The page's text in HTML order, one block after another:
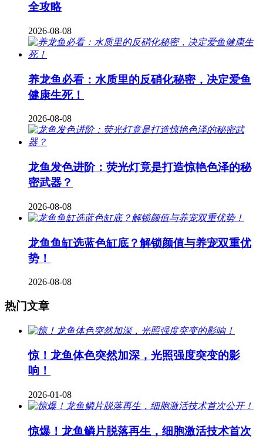
全攻略
2026-08-08
养龙鱼必看：水质里的反硝化秘密，决定爱鱼
健康生死！
2026-08-08
龙鱼发色进阶：荧光灯竟是打造惊艳色泽的秘
密武器？
2026-08-08
龙鱼鱼缸选蓝色缸底？解锁颜值与养宠双重优
势！
2026-08-08
热门文章
惊！龙鱼体色突然加深，光照强度突变的影
响！
2026-01-08
惊爆！龙鱼鳞片脱落再生，细胞激活技术首次